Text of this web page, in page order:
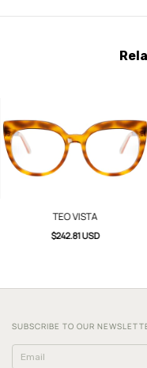
TEO VISTA
$242.81 USD
SUBSCRIBE TO OUR